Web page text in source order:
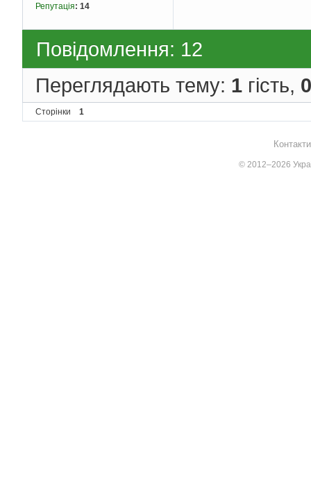
Репутація: 14
Повідомлення: 12
Переглядають тему: 1 гість, 0
Сторінки 1
© 2012–2026